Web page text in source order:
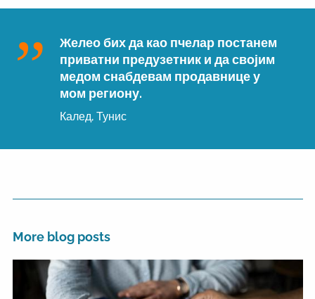
Желео бих да као пчелар постанем
приватни предузетник и да својим
медом снабдевам продавнице у
мом региону.
Калед, Тунис
More blog posts